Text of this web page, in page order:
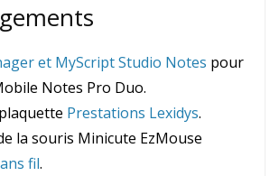
et MyScript Studio Notes pour
Notes Pro Duo.
Prestations Lexidys.
la souris Minicute EzMouse
fil.